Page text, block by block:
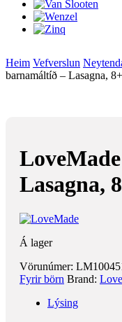
Heim Vefverslun
barnamáltíð – Lasagna,
Lasagna,
Á lager
Vörunúmer:
Fyrir börn Brand:
Lýsing